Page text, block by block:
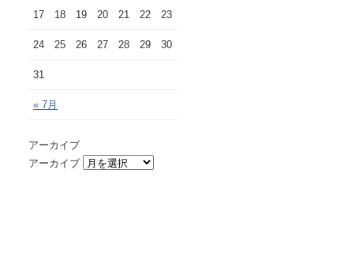
« 7月
17 18 19 20 21 22 23
24 25 26 27 28 29 30
31
アーカイブ
アーカイブ